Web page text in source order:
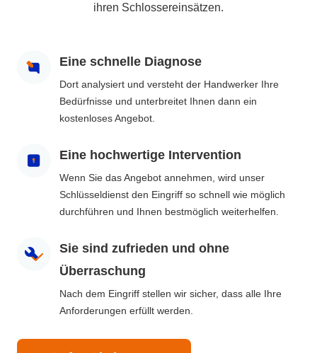
ihren Schlossereinsätzen.
Eine schnelle Diagnose
Dort analysiert und versteht der Handwerker Ihre
Bedürfnisse und unterbreitet Ihnen dann ein
kostenloses Angebot.
Eine hochwertige Intervention
Wenn Sie das Angebot annehmen, wird unser
Schlüsseldienst den Eingriff so schnell wie möglich
durchführen und Ihnen bestmöglich weiterhelfen.
Sie sind zufrieden und ohne
Überraschung
Nach dem Eingriff stellen wir sicher, dass alle Ihre
Anforderungen erfüllt werden.